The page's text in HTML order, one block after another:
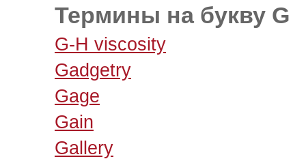
Термины на букву G
G-H viscosity
Gadgetry
Gage
Gain
Gallery